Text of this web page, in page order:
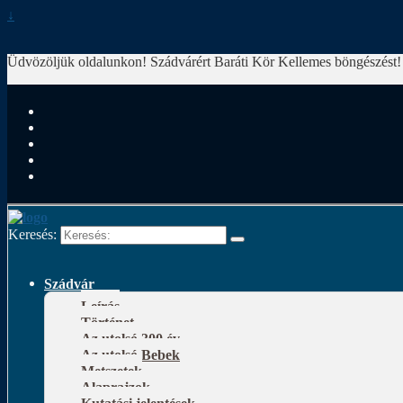
↓
Üdvözöljük oldalunkon! Szádvárért Baráti Kör Kellemes
Keresés:
Szádvár
Leírás
Történet
Az utolsó 300 év
Az utolsó Bebek
Metszetek
Alaprajzok